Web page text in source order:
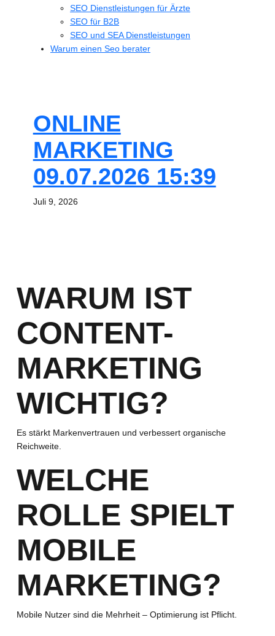
SEO Dienstleistungen für Ärzte
SEO für B2B
SEO und SEA Dienstleistungen
Warum einen Seo berater
ONLINE
MARKETING
09.07.2026 15:39
Juli 9, 2026
WARUM IST
CONTENT-
MARKETING
WICHTIG?
Es stärkt Markenvertrauen und verbessert organische
Reichweite.
WELCHE
ROLLE SPIELT
MOBILE
MARKETING?
Mobile Nutzer sind die Mehrheit – Optimierung ist Pflicht.